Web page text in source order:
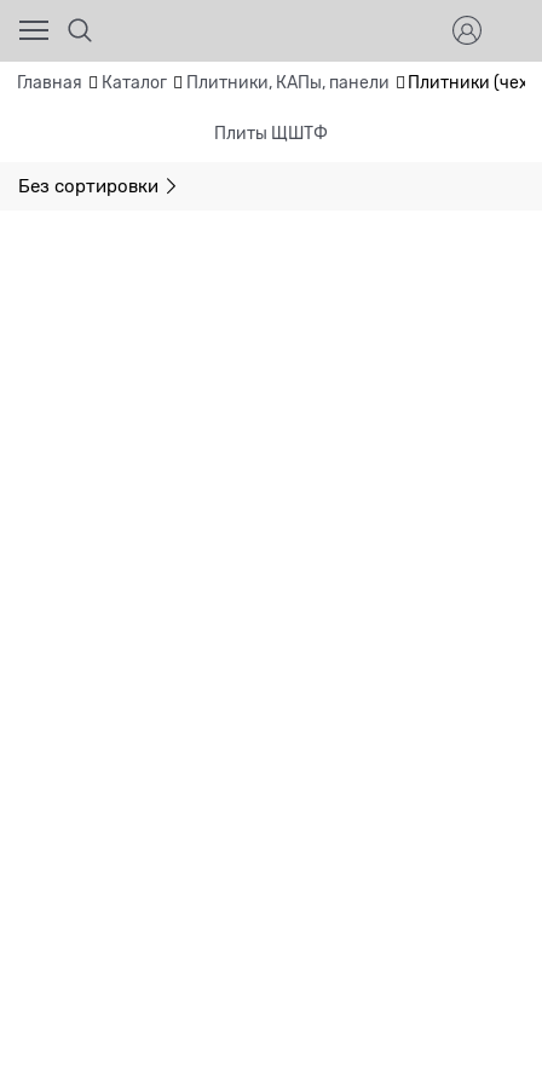
Главная Каталог Плитники, КАПы, панели Плитники
Плиты ЩШТФ
Без сортировки